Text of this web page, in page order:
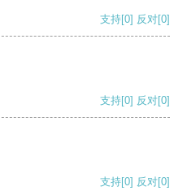
支持[0] 反对[0]
支持[0] 反对[0]
支持[0] 反对[0]